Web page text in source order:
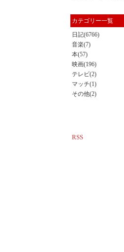
カテゴリー一覧
日記(6766)
音楽(7)
本(57)
映画(196)
テレビ(2)
マッチ(1)
その他(2)
RSS